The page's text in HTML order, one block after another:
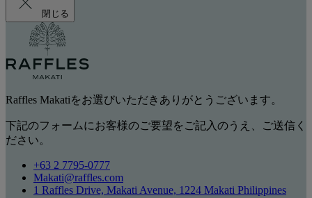
閉じる
Raffles Makatiをお選びいただきありがとうございます。
下記のフォームにお客様のご要望をご記入のうえ、ご送信く
ださい。
+63 2 7795-0777
Makati@raffles.com
1 Raffles Drive, Makati Avenue, 1224 Makati Philippines